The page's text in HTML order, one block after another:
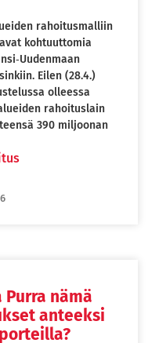
rahoitusmalliin
kohtuuttomia
Eilen (28.4.)
olleessa
rahoituslain
390 miljoonan
nämä
anteeksi